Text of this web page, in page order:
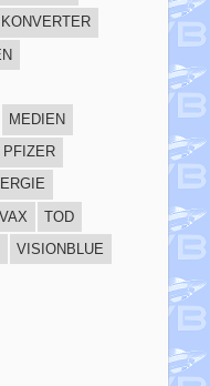
KONVERTER
MEDIEN
PFIZER
TOD
VISIONBLUE